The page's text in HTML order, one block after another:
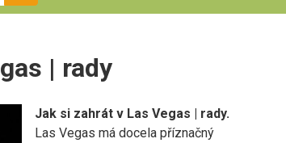
| rady
Jak si zahrát v Las Vegas | rady.
Las Vegas má docela příznačný